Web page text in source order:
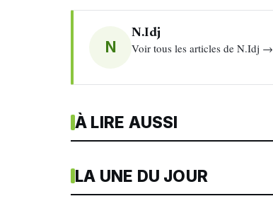
N
N.Idj
Voir tous les articles de N.Idj →
À LIRE AUSSI
LA UNE DU JOUR